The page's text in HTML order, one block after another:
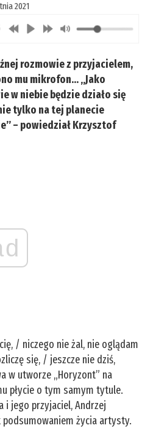
2021
rozmowie z przyjacielem,
mu mikrofon… „Jako
w niebie będzie działo się
tylko na tej planecie
– powiedział Krzysztof
/ niczego nie żal, nie oglądam
się, / jeszcze nie dziś,
w utworze „Horyzont” na
płycie o tym samym tytule.
i jego przyjaciel, Andrzej
życia artysty.